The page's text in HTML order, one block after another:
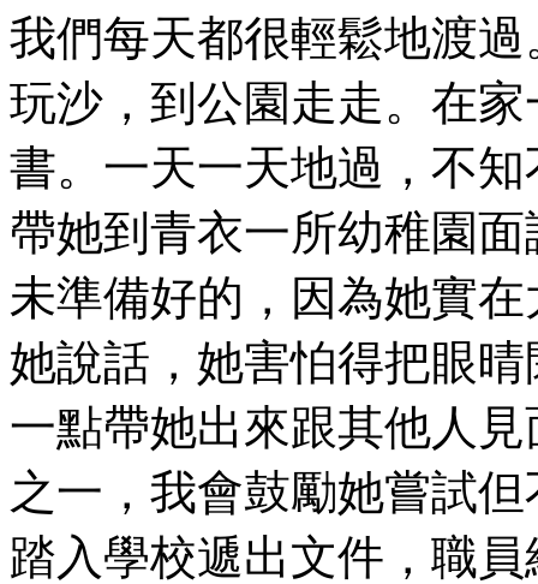
我們每天都很輕鬆地渡過
玩沙，到公園走走。在
書。一天一天地過，不
帶她到青衣一所幼稚園
未準備好的，因為她實
她說話，她害怕得把眼
一點帶她出來跟其他人
之一，我會鼓勵她嘗試
踏入學校遞出文件，職